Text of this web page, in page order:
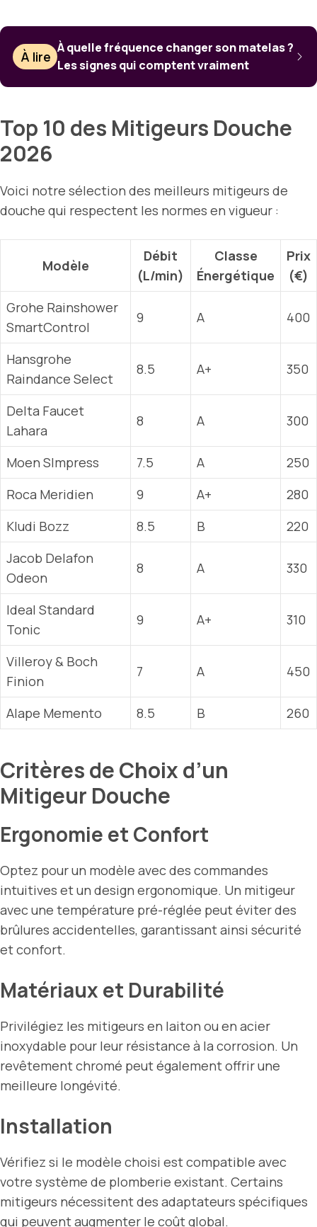
À lire
À quelle fréquence changer son matelas ?
Les signes qui comptent vraiment
Top 10 des Mitigeurs Douche
2026
Voici notre sélection des meilleurs mitigeurs de
douche qui respectent les normes en vigueur :
Modèle
Débit
(L/min)
Classe
Énergétique
Prix
(€)
Grohe Rainshower
SmartControl
9 A 400
Hansgrohe
Raindance Select
8.5 A+ 350
Delta Faucet
Lahara
8 A 300
Moen SImpress 7.5 A
250
Roca Meridien
9 A+
280
Kludi Bozz
8.5 B
220
Jacob Delafon
Odeon
8 A 330
Ideal Standard
Tonic
9 A+ 310
Villeroy & Boch
Finion
7 A 450
Alape Memento 8.5 B 260
Critères de Choix d’un
Mitigeur Douche
Ergonomie et Confort
Optez pour un modèle avec des commandes
intuitives et un design ergonomique. Un mitigeur
avec une température pré-réglée peut éviter des
brûlures accidentelles, garantissant ainsi sécurité
et confort.
Matériaux et Durabilité
Privilégiez les mitigeurs en laiton ou en acier
inoxydable pour leur résistance à la corrosion. Un
revêtement chromé peut également offrir une
meilleure longévité.
Installation
Vérifiez si le modèle choisi est compatible avec
votre système de plomberie existant. Certains
mitigeurs nécessitent des adaptateurs spécifiques
qui peuvent augmenter le coût global.